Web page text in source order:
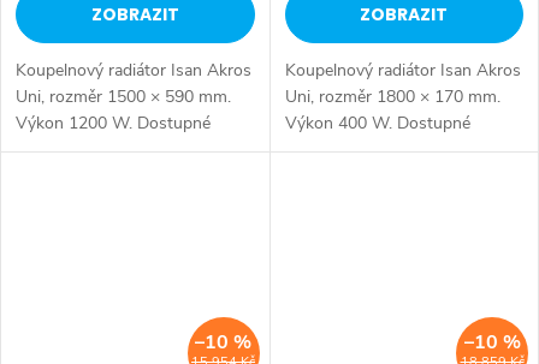
ZOBRAZIT
Koupelnový radiátor Isan Akros
Uni, rozměr 1500 × 590 mm.
Výkon 1200 W. Dostupné
rozměry 1500x350 mm
ZOBRAZIT
Koupelnový radiátor Isan Akros
Uni, rozměr 1800 × 170 mm.
Výkon 400 W. Dostupné
rozměry 1500x350 mm
–10 % –10 %